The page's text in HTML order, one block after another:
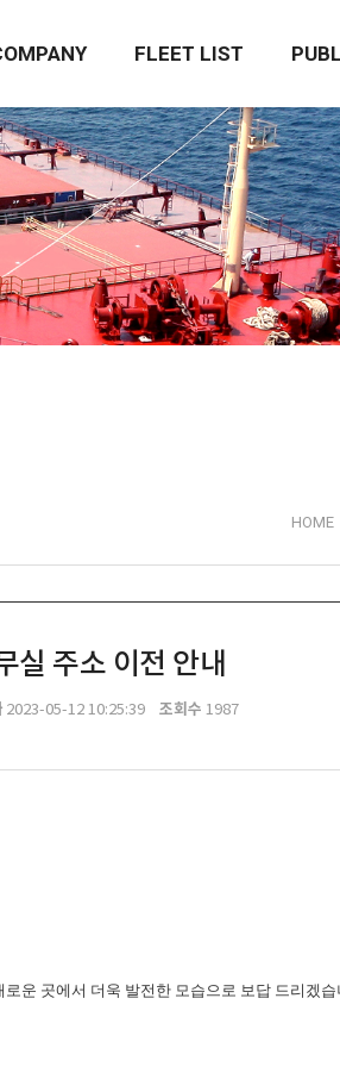
FLEET LIST
HOME
실 주소 이전 안내
2023-05-12 10:25:39 조회수 1987
운 곳에서 더욱 발전한 모습으로 보답 드리겠습